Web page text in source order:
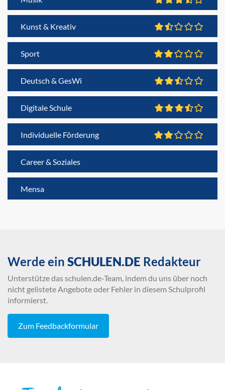
Kunst & Kreativ
Sport
Deutsch & GesWi
Digitale Schule
Individuelle Förderung
Career & Soziales
Mensa
Werde ein SCHULEN.DE Redakteur
Unterstütze das schulen.de-Team, indem du uns über noch
nicht gelistete Angebote oder Fehler in diesem Schulprofil
informierst.
Zum Feedbackformular